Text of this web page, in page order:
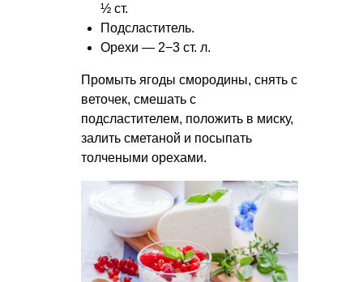
½ ст.
Подсластитель.
Орехи — 2−3 ст. л.
Промыть ягоды смородины, снять с
веточек, смешать с
подсластителем, положить в миску,
залить сметаной и посыпать
толчеными орехами.